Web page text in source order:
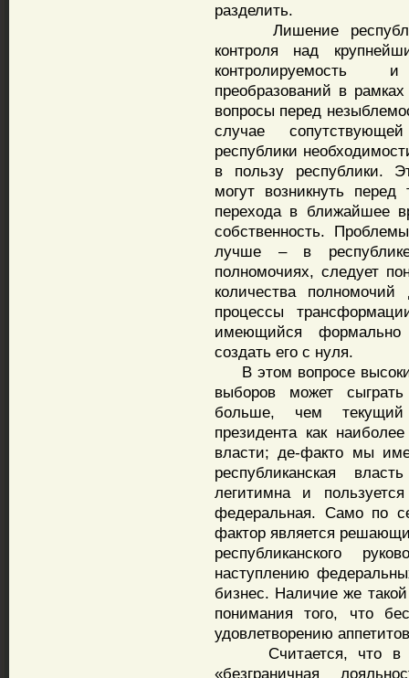
разделить.
Лишение республики
контроля над
контролируемость
преобразований в
вопросы перед
случае
республики
в пользу республики.
могут возникнуть перед
перехода в ближайшее
собственность.
лучше – в
полномочиях, следует
количества
процессы
имеющийся формально
создать его с нуля.
В этом вопросе
выборов может
больше, чем текущий
президента как
власти; де-факто мы
республиканская
легитимна и
федеральная. Само по
фактор является
республиканского
наступлению
бизнес. Наличие же
понимания того, что
удовлетворению
Считается, что в
«безграничная